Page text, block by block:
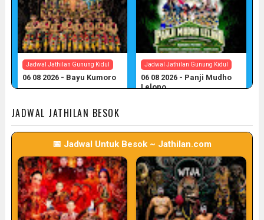
Jadwal Jathilan Gunung Kidul
06 08 2026 - Bayu Kumoro
Jadwal Jathilan Gunung Kidul
06 08 2026 - Panji Mudho
Lelono
Jadwal Jathilan Gunung Kidul
06 08 2026 - Wahyu Budoyo
JADWAL JATHILAN BESOK
📅 Jadwal Untuk Besok ~ Jathilan.com